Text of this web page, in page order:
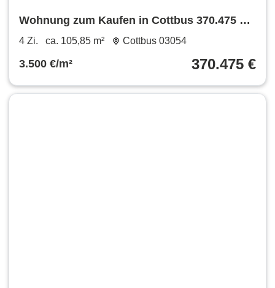
Wohnung zum Kaufen in Cottbus 370.475 €
105.85 m²
4 Zi. ca. 105,85 m² Cottbus 03054
3.500 €/m² 370.475 €